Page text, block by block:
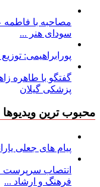
مصاحبه با
سودای هنر ...
پورابراهیمی:
گفتگو با طاهره
پزشکی گیلان
محبوب ترین ویدیوها
پیام های جعلی
انتصاب سرپرست
فرهنگ و ارشاد ...